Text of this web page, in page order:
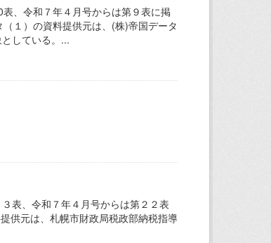
、令和７年４月号からは第９表に掲
１）の資料提供元は、(株)帝国データ
している。...
表、令和７年４月号からは第２２表
供元は、札幌市財政局税政部納税指導